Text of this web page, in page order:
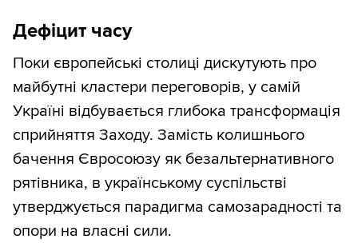
Дефіцит часу
Поки європейські столиці дискутують про
майбутні кластери переговорів, у самій
Україні відбувається глибока трансформація
сприйняття Заходу. Замість колишнього
бачення Євросоюзу як безальтернативного
рятівника, в українському суспільстві
утверджується парадигма самозарадності та
опори на власні сили.